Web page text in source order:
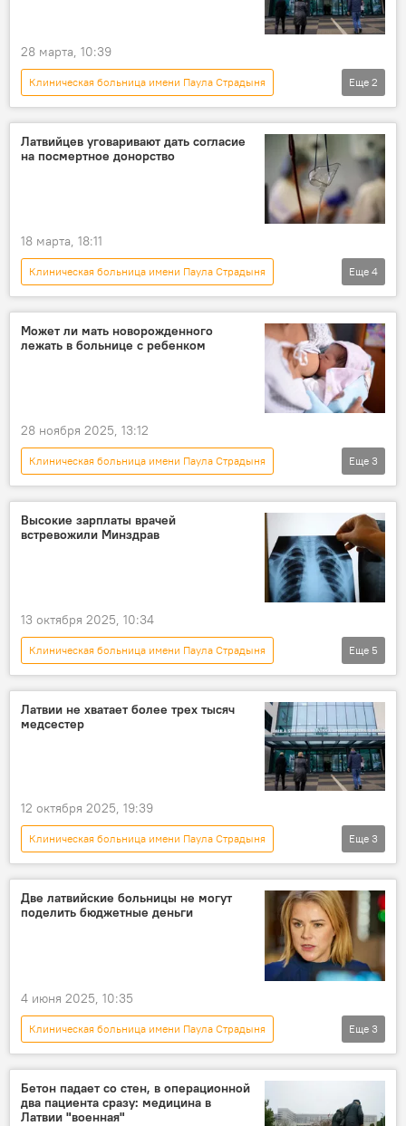
28 марта, 10:39
Клиническая больница имени Паула Страдыня
Новости Латвии
Латвия
Еще 2
Латвийцев уговаривают дать согласие
на посмертное донорство
18 марта, 18:11
Клиническая больница имени Паула Страдыня
Латвия
Новости Латвии
здоровье
трансплантация
Еще 4
Может ли мать новорожденного
лежать в больнице с ребенком
28 ноября 2025, 13:12
Клиническая больница имени Паула Страдыня
Новости Латвии
Рижская Восточная больница
Минздрав Латвии
Еще 3
Высокие зарплаты врачей
встревожили Минздрав
13 октября 2025, 10:34
Клиническая больница имени Паула Страдыня
Новости Латвии
Минздрав Латвии
медики
Рижская Восточная больница
Латвийское общество врачей
Еще 5
Латвии не хватает более трех тысяч
медсестер
12 октября 2025, 19:39
Клиническая больница имени Паула Страдыня
Новости Латвии
Латвия
медсестры
Еще 3
Две латвийские больницы не могут
поделить бюджетные деньги
4 июня 2025, 10:35
Клиническая больница имени Паула Страдыня
Новости экономики Латвии
Эвика Силиня
Еще 3
Бетон падает со стен, в операционной
два пациента сразу: медицина в
Латвии "военная"